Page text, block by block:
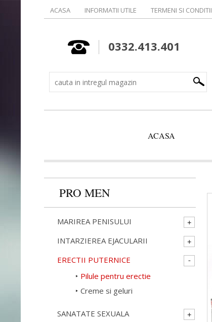
ACASA INFORMATII UTILE TERMENI SI CONDITII
0332.413.401
ACASA
PRO MEN
MARIREA PENISULUI
INTARZIEREA EJACULARII
ERECTII PUTERNICE
Pilule pentru erectie
Creme si geluri
SANATATE SEXUALA